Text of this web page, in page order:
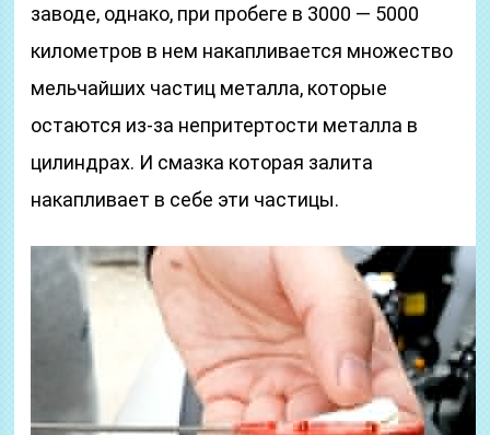
заводе, однако, при пробеге в 3000 — 5000
километров в нем накапливается множество
мельчайших частиц металла, которые
остаются из-за непритертости металла в
цилиндрах. И смазка которая залита
накапливает в себе эти частицы.